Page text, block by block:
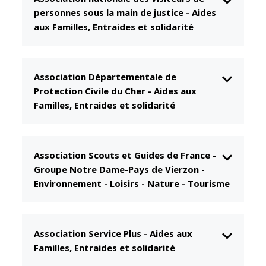
CCAS
Accueil de jour
L'EHPAD
Autonomie
Santé
Centre de
santé
Établissements
de soins
Culture
Théâtre Mac-
Nab / La
Décale
Conservatoire
Ateliers arts
plastiques
Not'île
personnes sous la main de justice -Aides
aux Familles, Entraides et solidarité
Association Départementale de
Protection Civile du Cher -Aides aux
Familles, Entraides et solidarité
Association Scouts et Guides de France -
Groupe Notre Dame-Pays de Vierzon -
Environnement - Loisirs - Nature - Tourisme
Association Service Plus -Aides aux
Familles, Entraides et solidarité